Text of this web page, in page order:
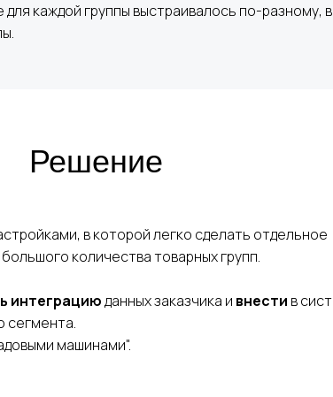
каждой группы выстраивалось по-разному,
Решение
в которой легко сделать отдельное
количества товарных групп.
интеграциюданных заказчика и внести в
сегмента.
машинами".